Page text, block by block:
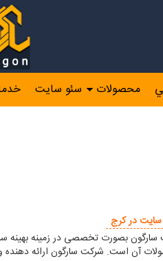
محصولات سئو سایت
در کرج
بصورت تخصصی در زمینه بهینه
آن است. شرکت سارگون ارائه